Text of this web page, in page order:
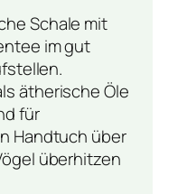
Schale mit
im gut
ätherische Öle
für
Handtuch über
überhitzen